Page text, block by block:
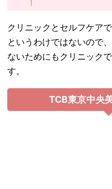
クリニックとセルフケア
というわけではないので
ないためにもクリニック
す。
TCB東京中央